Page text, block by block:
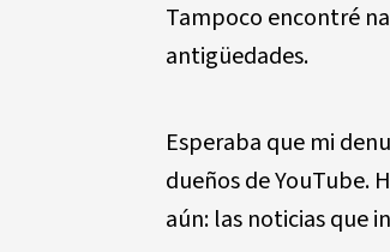
Tampoco encontré
antigüedades.
Esperaba que mi
dueños de YouTube.
aún: las noticias que